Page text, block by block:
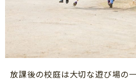
放課後の校庭は大切な遊び場の